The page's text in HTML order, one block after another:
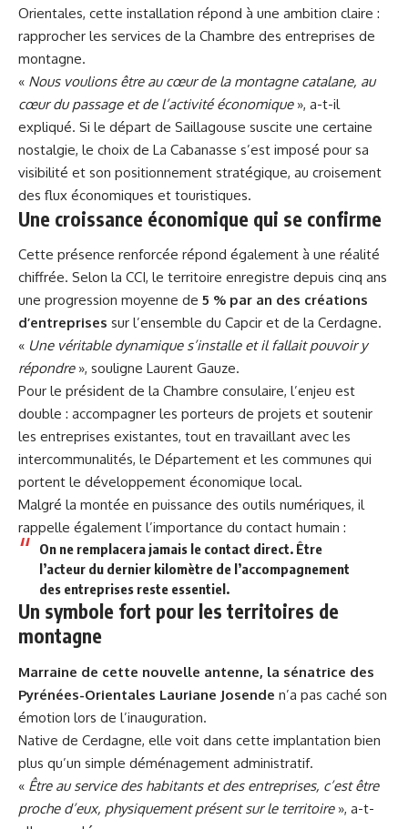
Orientales, cette installation répond à une ambition claire :
rapprocher les services de la Chambre des entreprises de
montagne.
« Nous voulions être au cœur de la montagne catalane, au
cœur du passage et de l’activité économique», a-t-il
expliqué. Si le départ de Saillagouse suscite une certaine
nostalgie, le choix de La Cabanasse s’est imposé pour sa
visibilité et son positionnement stratégique, au croisement
des flux économiques et touristiques.
Une croissance économique qui se confirme
Cette présence renforcée répond également à une réalité
chiffrée. Selon la CCI, le territoire enregistre depuis cinq ans
une progression moyenne de 5 % par an des créations
d’entreprises sur l’ensemble du Capcir et de la Cerdagne.
« Une véritable dynamique s’installe et il fallait pouvoir y
répondre », souligne Laurent Gauze.
Pour le président de la Chambre consulaire, l’enjeu est
double : accompagner les porteurs de projets et soutenir
les entreprises existantes, tout en travaillant avec les
intercommunalités, le Département et les communes qui
portent le développement économique local.
Malgré la montée en puissance des outils numériques, il
rappelle également l’importance du contact humain :
On ne remplacera jamais le contact direct. Être
l’acteur du dernier kilomètre de l’accompagnement
des entreprises reste essentiel.
Un symbole fort pour les territoires de
montagne
Marraine de cette nouvelle antenne, la sénatrice des
Pyrénées-Orientales Lauriane Josende n’a pas caché son
émotion lors de l’inauguration.
Native de Cerdagne, elle voit dans cette implantation bien
plus qu’un simple déménagement administratif.
« Être au service des habitants et des entreprises, c’est être
proche d’eux, physiquement présent sur le territoire», a-t-